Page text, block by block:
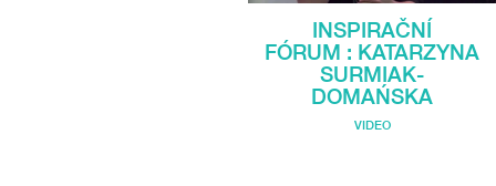
INSPIRAČNÍ
FÓRUM : KATARZYNA
SURMIAK-
DOMAŃSKA
VIDEO